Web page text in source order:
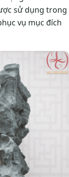
sử dụng trong
vụ mục đích